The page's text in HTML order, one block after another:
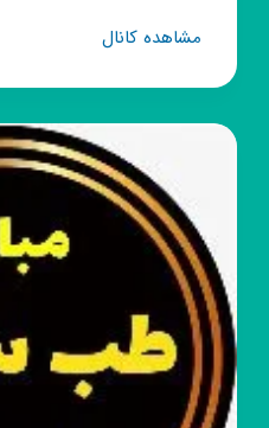
مشاهده کانالکانال
اعلام
مراسم
مذهبی
مشهد